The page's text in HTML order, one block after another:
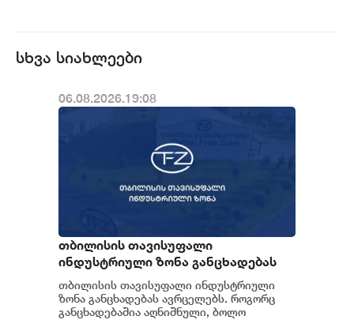
სხვა სიახლეები
06.08.2026.19:08
თბილისის თავისუფალი
ინდუსტრიული ზონა განცხადებას
ავრცელებს
თბილისის თავისუფალი ინდუსტრიული
ზონა განცხადებას ავრცელებს. როგორც
განცხადებაშია აღნიშნული, ბოლო